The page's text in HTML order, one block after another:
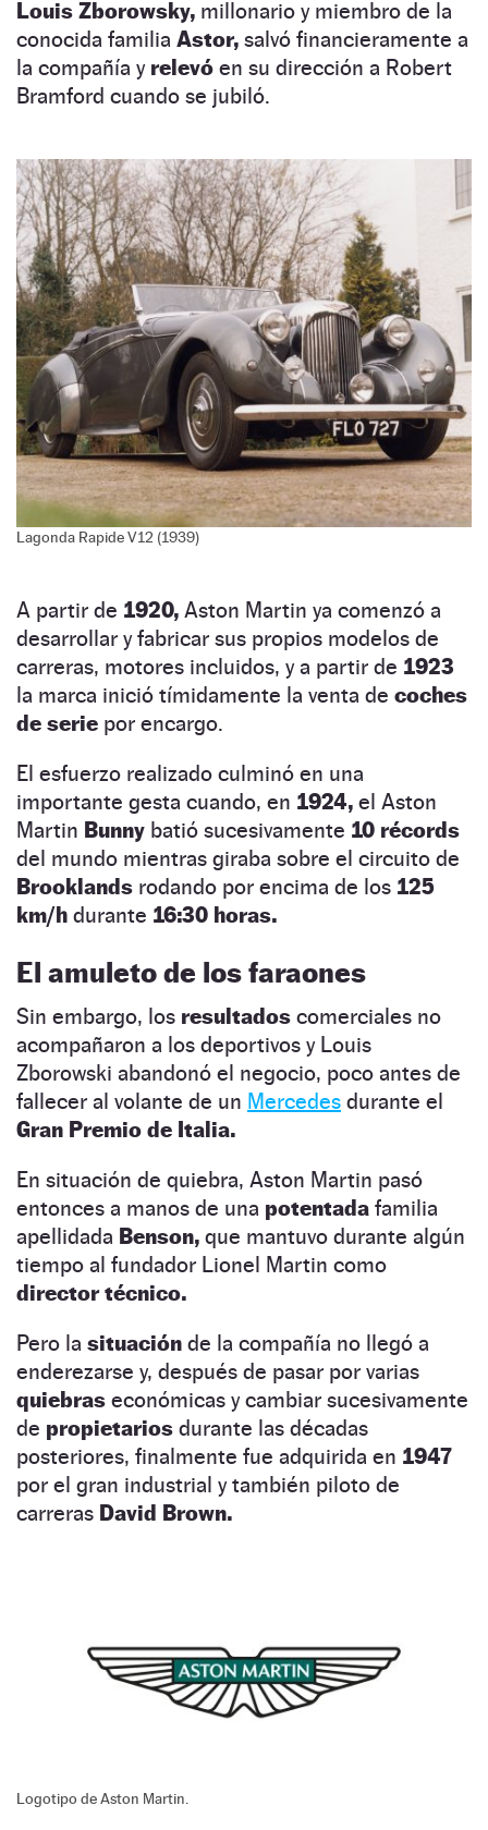
Louis Zborowsky, millonario y miembro de la
conocida familia Astor, salvó financieramente a
la compañía y relevó en su dirección a Robert
Bramford cuando se jubiló.
Lagonda Rapide V12 (1939)
A partir de 1920, Aston Martin ya comenzó a
desarrollar y fabricar sus propios modelos de
carreras, motores incluidos, y a partir de 1923
la marca inició tímidamente la venta de coches
de serie por encargo.
El esfuerzo realizado culminó en una
importante gesta cuando, en 1924, el Aston
Martin Bunny batió sucesivamente 10 récords
del mundo mientras giraba sobre el circuito de
Brooklands rodando por encima de los 125
km/h durante 16:30 horas.
El amuleto de los faraones
Sin embargo, los resultados comerciales no
acompañaron a los deportivos y Louis
Zborowski abandonó el negocio, poco antes de
fallecer al volante de un Mercedes durante el
Gran Premio de Italia.
En situación de quiebra, Aston Martin pasó
entonces a manos de una potentada familia
apellidada Benson, que mantuvo durante algún
tiempo al fundador Lionel Martin como
director técnico.
Pero la situación de la compañía no llegó a
enderezarse y, después de pasar por varias
quiebras económicas y cambiar sucesivamente
de propietarios durante las décadas
posteriores, finalmente fue adquirida en 1947
por el gran industrial y también piloto de
carreras David Brown.
Logotipo de Aston Martin.